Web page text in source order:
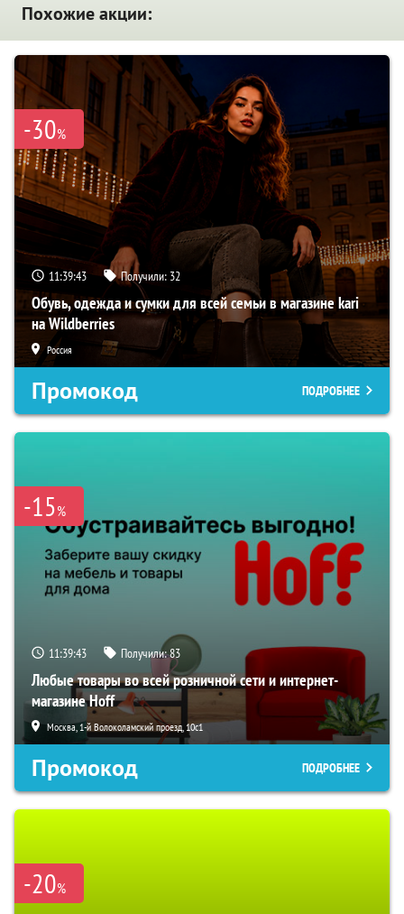
Похожие акции:
-30%
11:39:42 Получили: 32
Обувь, одежда и сумки для всей семьи в магазине kari
на Wildberries
Россия
Промокод ПОДРОБНЕЕ
-15%
11:39:42 Получили:83
Любые товары во всей розничной сети и интернет-
магазине Hoff
Москва, 1-й Волоколамский проезд, 10с1
Промокод ПОДРОБНЕЕ
-20%